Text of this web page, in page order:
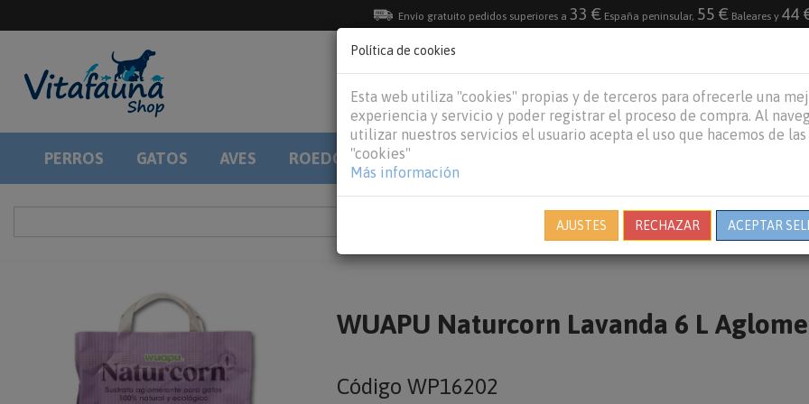
Envío gratuito pedidos superiores a 33 € España peninsular, 55 € Baleares y 44
DESTACADO
VACACIONES DE VERANO 2026
PERROS GATOS AVES ROEDORES REPTILES
WUAPU Naturcorn Lavanda 6 L
Código WP16202
Política de cookies
Esta web utiliza "cookies" propias y de terceros para ofrecerle una
experiencia y servicio y poder registrar el proceso de compra. Al
utilizar nuestros servicios el usuario acepta el uso que hacemos de las
"cookies"
Más información
AJUSTES RECHAZAR ACEPTAR